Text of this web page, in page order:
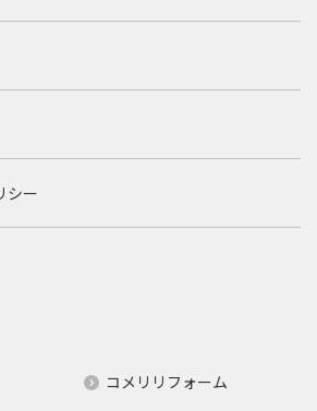
シー
コメリリフォーム